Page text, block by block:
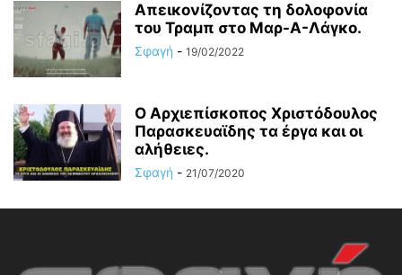
Απεικονίζοντας τη δολοφονία
του Τραμπ στο Μαρ-Α-Λάγκο.
Σφαγή - 19/02/2022
Ο Αρχιεπίσκοπος Χριστόδουλος
Παρασκευαϊδης τα έργα και οι
αλήθειες.
Σφαγή - 21/07/2020